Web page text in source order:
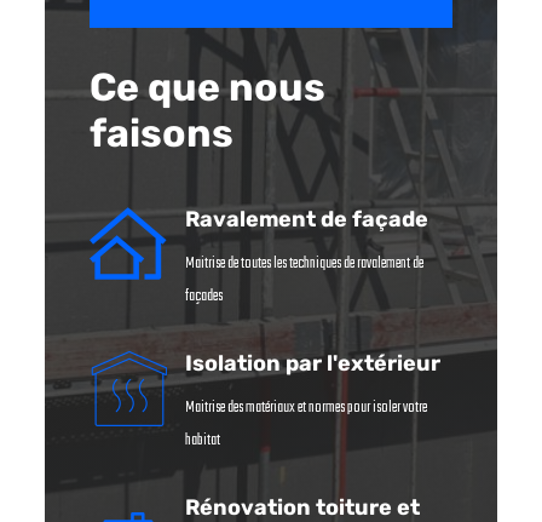
Ce que nous
faisons
Ravalement de façade
Maitrise de toutes les techniques de ravalement de
façades
Isolation par l'extérieur
Maitrise des matériaux et normes pour isoler votre
habitat
Rénovation toiture et